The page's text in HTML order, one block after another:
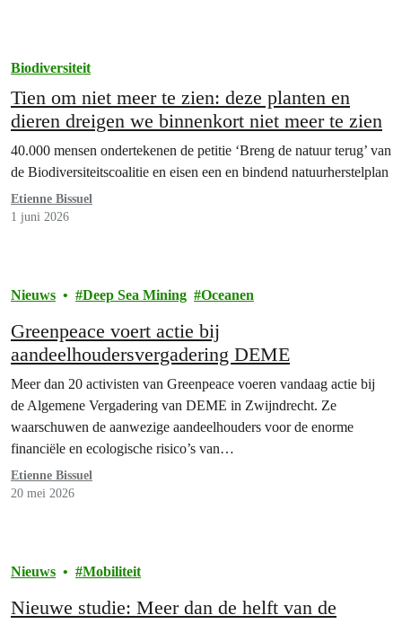
Biodiversiteit
Tien om niet meer te zien: deze planten en
dieren dreigen we binnenkort niet meer te zien
40.000 mensen ondertekenen de petitie ‘Breng de natuur terug’ van
de Biodiversiteitscoalitie en eisen een en bindend natuurherstelplan
Etienne Bissuel
1 juni 2026
Nieuws Deep Sea Mining Oceanen
Greenpeace voert actie bij
aandeelhoudersvergadering DEME
Meer dan 20 activisten van Greenpeace voeren vandaag actie bij
de Algemene Vergadering van DEME in Zwijndrecht. Ze
waarschuwen de aanwezige aandeelhouders voor de enorme
financiële en ecologische risico’s van…
Etienne Bissuel
20 mei 2026
Nieuws Mobiliteit
Nieuwe studie: Meer dan de helft van de